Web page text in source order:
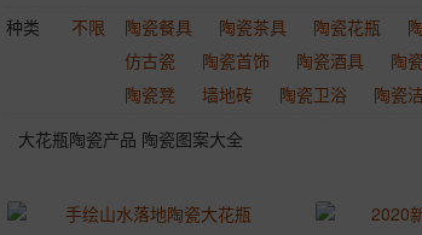
种类
不限 陶瓷餐具 陶瓷茶具 陶瓷花瓶
仿古瓷
陶瓷首饰 陶瓷酒具 陶
陶瓷凳
墙地砖 陶瓷卫浴 陶瓷
大花瓶陶瓷产品 陶瓷图案大全